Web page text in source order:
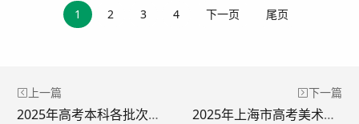
1 2 3 4 下一页 尾页
上一篇
2025年高考本科各批次录取控制分数线（附相关记者问答）
下一篇
2025年上海市高考美术与设计类专业统考本科合格考生投档成绩分布表